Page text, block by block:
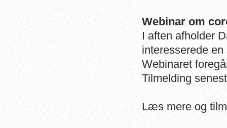
Webinar om
I aften afholder
interesserede en
Webinaret
Tilmelding
Læs mere og t